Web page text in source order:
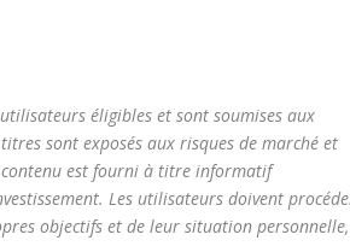
éligibles et sont soumises aux
sont exposés aux risques de marché et
est fourni à titre informatif
Les utilisateurs doivent
objectifs et de leur situation personnelle,